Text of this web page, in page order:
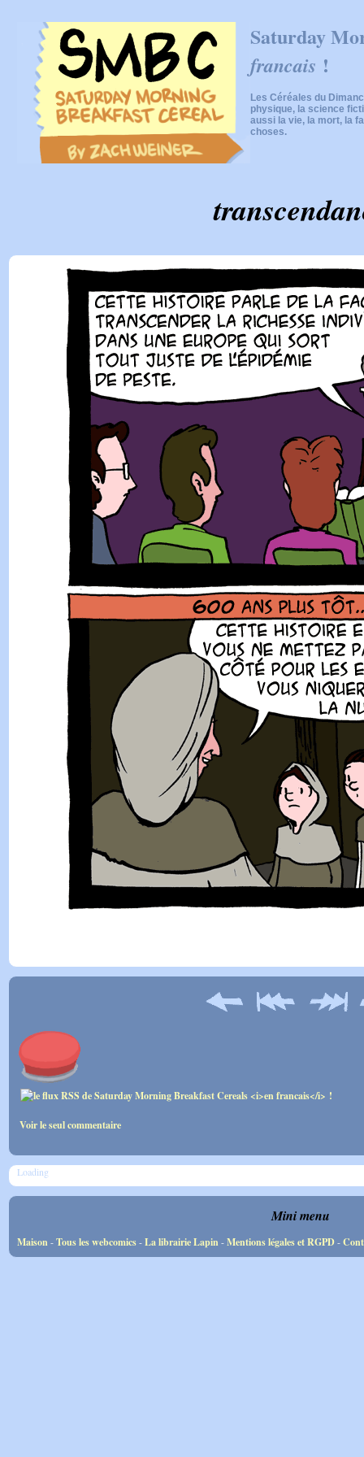
Saturday
francais !
Les Céréales du
physique, la science
aussi la vie, la mort, la
choses.
Voir le seul commentaire
Loading
Mini menu
Maison-Tous les webcomics-La librairie Lapin-Mentions légales et RGPD-